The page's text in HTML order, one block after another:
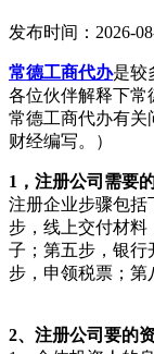
发布时间：2026-
常德工商代办是较
各位伙伴解释下常
常德工商代办有关
财经编写。）
1，注册公司需要
注册企业步骤包括
步，线上交付材料
子；第五步，银行
步，申领税票；第
2、注册公司要的